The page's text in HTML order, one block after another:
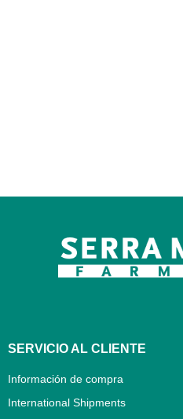
SERVICIO AL CLIENTE
Información de compra
International Shipments